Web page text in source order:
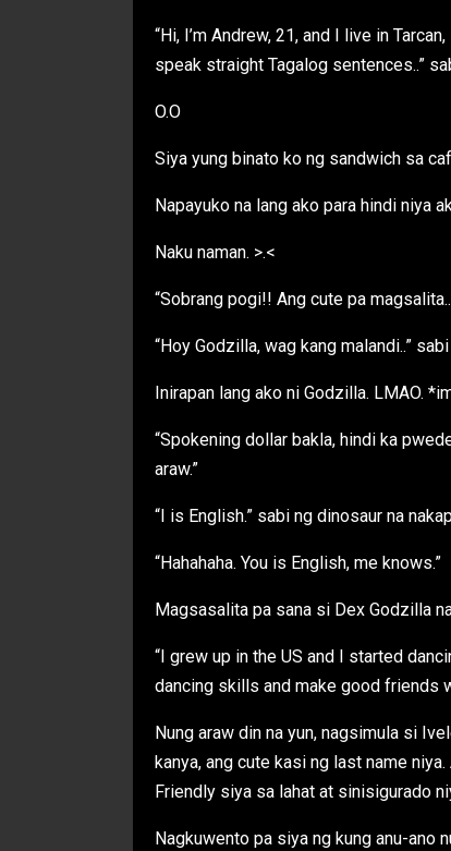
“Hi, I’m Andrew, 21, and I live in
speak straight Tagalog sentences..”
O.O
Siya yung binato ko ng sandwich sa
Napayuko na lang ako para hindi niya
Naku naman. >.<
“Sobrang pogi!! Ang cute pa
“Hoy Godzilla, wag kang malandi..”
Inirapan lang ako ni Godzilla. LMAO.
“Spokening dollar bakla, hindi ka
araw.”
“I is English.” sabi ng dinosaur na
“Hahahaha. You is English, me knows.”
Magsasalita pa sana si Dex Godzilla
“I grew up in the US and I started
dancing skills and make good friends
Nung araw din na yun, nagsimula si
kanya, ang cute kasi ng last name
Friendly siya sa lahat at sinisigurado
Nagkuwento pa siya ng kung anu-ano